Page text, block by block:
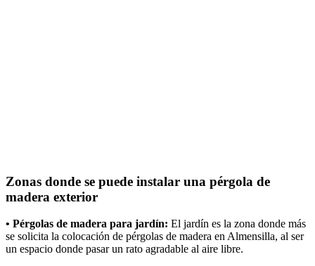
Zonas donde se puede instalar una pérgola de
madera exterior
• Pérgolas de madera para jardín: El jardín es la zona donde más
se solicita la colocación de pérgolas de madera en Almensilla, al ser
un espacio donde pasar un rato agradable al aire libre.